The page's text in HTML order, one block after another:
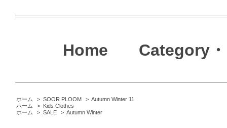
Home Category
ホーム > SOOR PLOOM > Autumn Winter 11
ホーム
> Kids Clothes
ホーム
> SALE > Autumn Winter